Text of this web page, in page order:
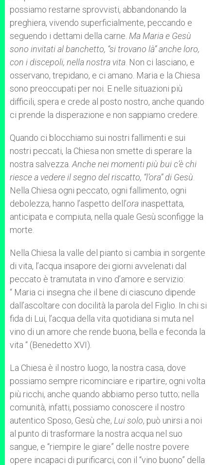
possiamo restarne sprovvisti, abbandonando la
preghiera, vivendo superficialmente, peccando e
seguendo i dettami della carne. Ma Maria e Gesù
sono invitati al banchetto, “si trovano là” anche loro,
con i discepoli, nella nostra vita. Non ci lasciano, e
osservano, trepidano, e ci amano. Maria e la Chiesa
sono preoccupati per noi. E nelle situazioni più
difficili, spera e crede al posto nostro, anche quando
ci prende la disperazione e non sappiamo credere.
Quando ci blocchiamo sui nostri fallimenti e sui
nostri peccati, la Chiesa non smette di sperare la
nostra salvezza.Anche nei momenti più bui c’è chi
riesce a vedere il segno del riscatto, “l’ora” di Gesù.
Nella Chiesa ogni peccato, ogni fallimento, ogni
debolezza, hanno l’aspetto dell’ora inaspettata,
anticipata e compiuta, nella quale Gesù sconfigge la
morte.
Nella Chiesa la valle del pianto si cambia in sorgente
di vita, l’acqua insapore dei giorni avvelenati dal
peccato è tramutata in vino d’amore e servizio:
“ Maria ci insegna che il bene di ciascuno dipende
dall’ascoltare con docilità la parola del Figlio. In chi si
fida di Lui, l’acqua della vita quotidiana si muta nel
vino di un amore che rende buona, bella e feconda la
vita “ (Benedetto XVI).
La Chiesa è il nostro luogo, la nostra casa, dove
possiamo sempre ricominciare e ripartire, ogni volta
più ricchi, anche quando abbiamo perso tutto; nella
comunità, infatti, possiamo conoscere il nostro
autentico Sposo, Gesù che, Lui solo, può unirsi a noi
al punto di trasformare la nostra acqua nel suo
sangue, e “riempire le giare” delle nostre povere
opere incapaci di purificarci, con il “vino buono” della